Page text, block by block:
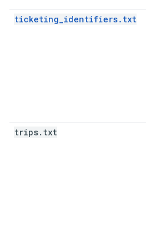
ticketing_identifiers.txt
trips. txt